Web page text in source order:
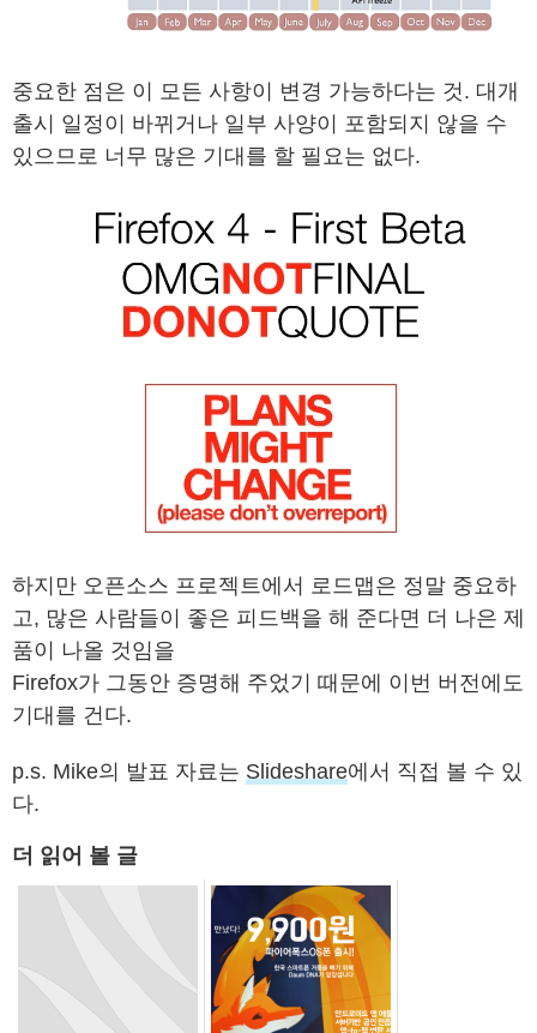
중요한 점은 이 모든 사항이 변경 가능하다는 것. 대개
출시 일정이 바뀌거나 일부 사양이 포함되지 않을 수
있으므로 너무 많은 기대를 할 필요는 없다.
하지만 오픈소스 프로젝트에서 로드맵은 정말 중요하
고, 많은 사람들이 좋은 피드백을 해 준다면 더 나은 제
품이 나올 것임을
Firefox가 그동안 증명해 주었기 때문에 이번 버전에도
기대를 건다.
p.s. Mike의 발표 자료는 Slideshare에서 직접 볼 수 있
다.
더 읽어 볼 글